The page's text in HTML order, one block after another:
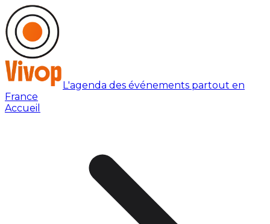
L'agenda des événements partout en
France
Accueil